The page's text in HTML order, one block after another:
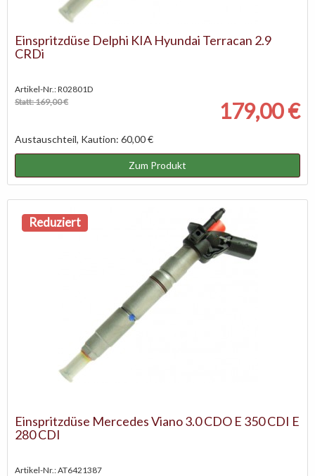
Einspritzdüse Delphi KIA Hyundai Terracan 2.9
CRDi
Artikel-Nr.: R02801D
Statt: 169,00 €
179,00 €
Austauschteil, Kaution: 60,00 €
Zum Produkt
Reduziert
Einspritzdüse Mercedes Viano 3.0 CDO E 350 CDI E
280 CDI
Artikel-Nr.: AT6421387